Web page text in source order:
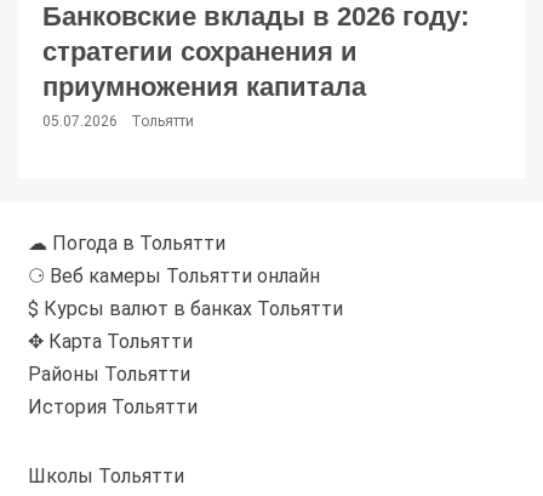
Банковские вклады в 2026 году:
стратегии сохранения и
приумножения капитала
05.07.2026 Тольятти
☁ Погода в Тольятти
⚆ Веб камеры Тольятти онлайн
$ Курсы валют в банках Тольятти
✥ Карта Тольятти
Районы Тольятти
История Тольятти
Школы Тольятти